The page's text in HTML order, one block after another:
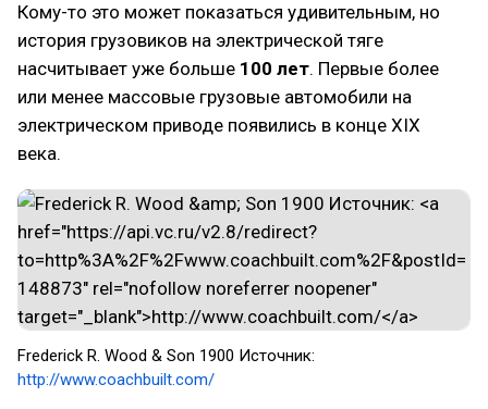
Кому-то это может показаться удивительным, но
история грузовиков на электрической тяге
насчитывает уже больше 100 лет. Первые более
или менее массовые грузовые автомобили на
электрическом приводе появились в конце XIX
века.
Frederick R. Wood & Son 1900 Источник:
http://www.coachbuilt.com/